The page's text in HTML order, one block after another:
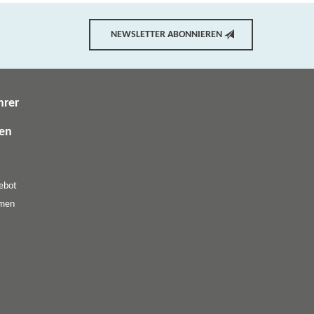
NEWSLETTER ABONNIEREN